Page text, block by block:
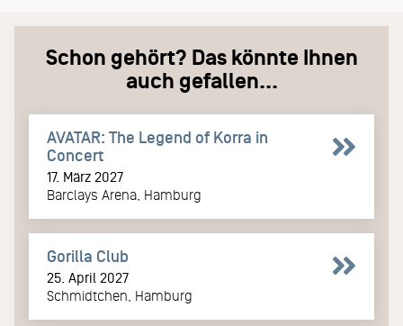
Schon gehört? Das könnte Ihnen
auch gefallen...
AVATAR: The Legend of Korra in
Concert
17. März 2027
Barclays Arena, Hamburg
Gorilla Club
25. April 2027
Schmidtchen, Hamburg